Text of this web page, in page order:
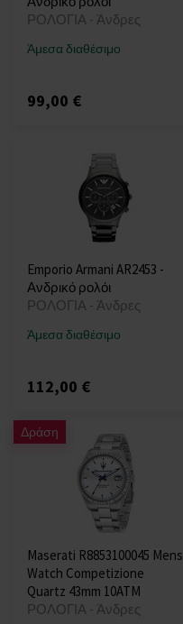
ΡΟΛΟΓΙΑ - Άνδρες
Άμεσα διαθέσιμο
99,00 €
Emporio Armani AR2453 -
Ανδρικό ρολόι
ΡΟΛΟΓΙΑ - Άνδρες
Άμεσα διαθέσιμο
112,00 €
Δράση
Maserati R8853100045 Mens
Watch Competizione
Quartz 43mm 10ATM
ΡΟΛΟΓΙΑ - Άνδρες